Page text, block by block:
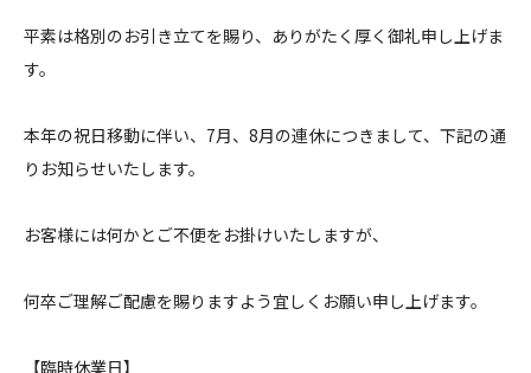
平素は格別のお引き立てを賜り、ありがたく厚く御礼申し上げま
す。
本年の祝日移動に伴い、7月、8月の連休につきまして、下記の通
りお知らせいたします。
お客様には何かとご不便をお掛けいたしますが、
何卒ご理解ご配慮を賜りますよう宜しくお願い申し上げます。
【臨時休業日】